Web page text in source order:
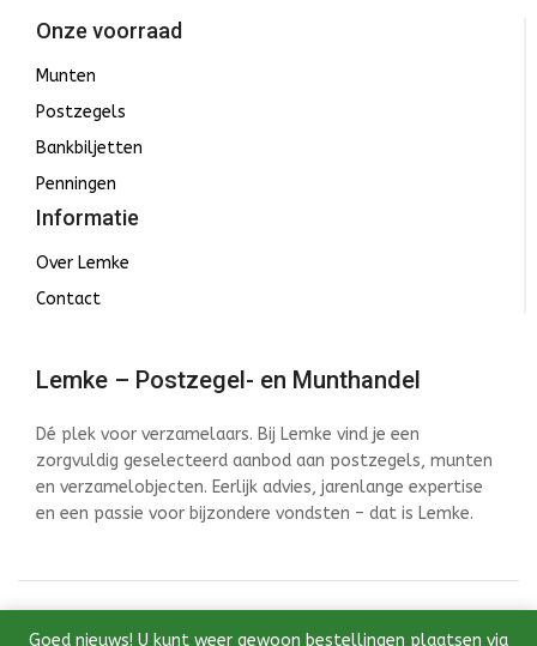
Goed nieuws! U kunt weer gewoon bestellingen plaatsen via
Onze voorraad
Munten
Postzegels
Bankbiljetten
Penningen
Informatie
Over Lemke
Contact
Lemke – Postzegel- en Munthandel
Dé plek voor verzamelaars. Bij Lemke vind je een
zorgvuldig geselecteerd aanbod aan postzegels, munten
en verzamelobjecten. Eerlijk advies, jarenlange expertise
en een passie voor bijzondere vondsten – dat is Lemke.